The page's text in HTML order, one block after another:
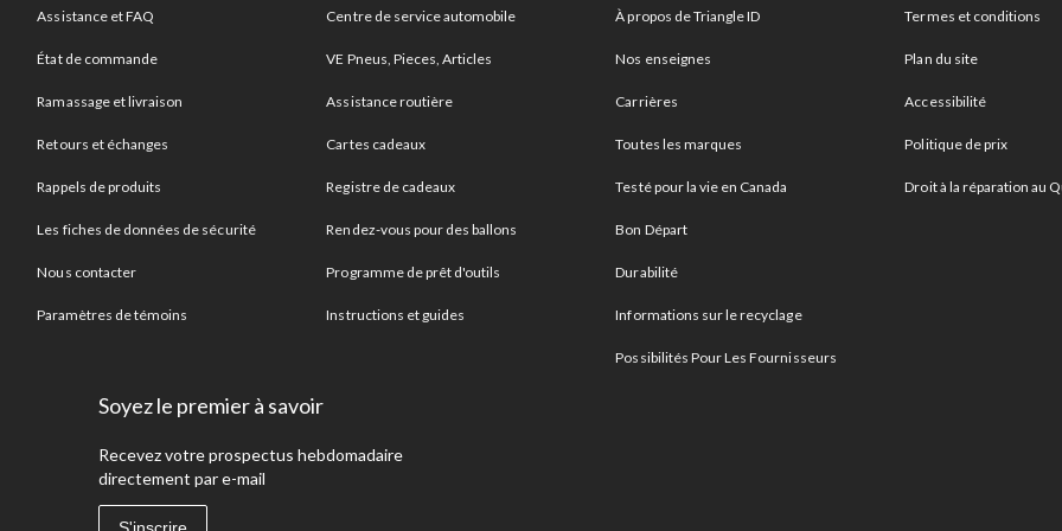
Assistance et FAQ
État de commande
Ramassage et livraison
Retours et échanges
Rappels de produits
Les fiches de données de sécurité
Nous contacter
Paramètres de témoins
Centre de service automobile
VE Pneus, Pieces, Articles
Assistance routière
Cartes cadeaux
Registre de cadeaux
Rendez-vous pour des ballons
Programme de prêt d'outils
Instructions et guides
À propos de Triangle ID
Nos enseignes
Carrières
Toutes les marques
Testé pour la vie en Canada
Bon Départ
Durabilité
Informations sur le recyclage
Possibilités Pour Les Fournisseurs
Termes et conditions
Plan du site
Accessibilité
Politique de prix
Droit à la réparation au
Soyez le premier à savoir
Recevez votre prospectus hebdomadaire
directement par e-mail
S'inscrire